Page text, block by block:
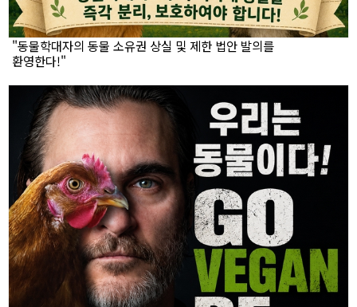
"동물학대자의 동물 소유권 상실 및 제한 법안 발의를
환영한다!"